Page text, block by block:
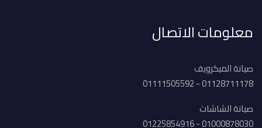
معلومات الاتصال
صيانة الميكرويف
01128711178 - 01111505592
صيانة الشاشات
01000878030 - 01225854916